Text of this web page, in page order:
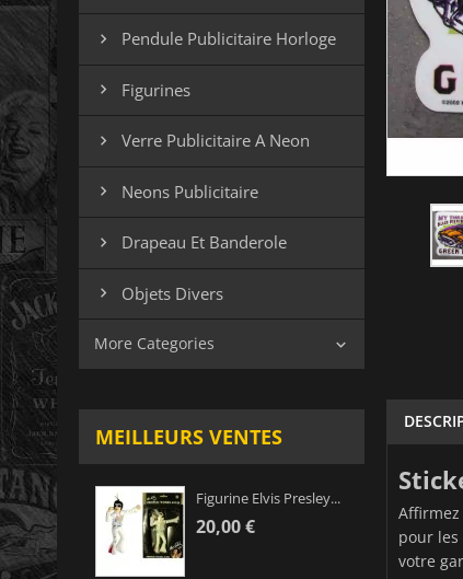
 Pendule Publicitaire Horloge
 Figurines
 Verre Publicitaire A Neon
 Neons Publicitaire
 Drapeau Et Banderole
 Objets Divers
More Categories 
MEILLEURS VENTES
Figurine Elvis Presley...
20,00 €
pour
votre